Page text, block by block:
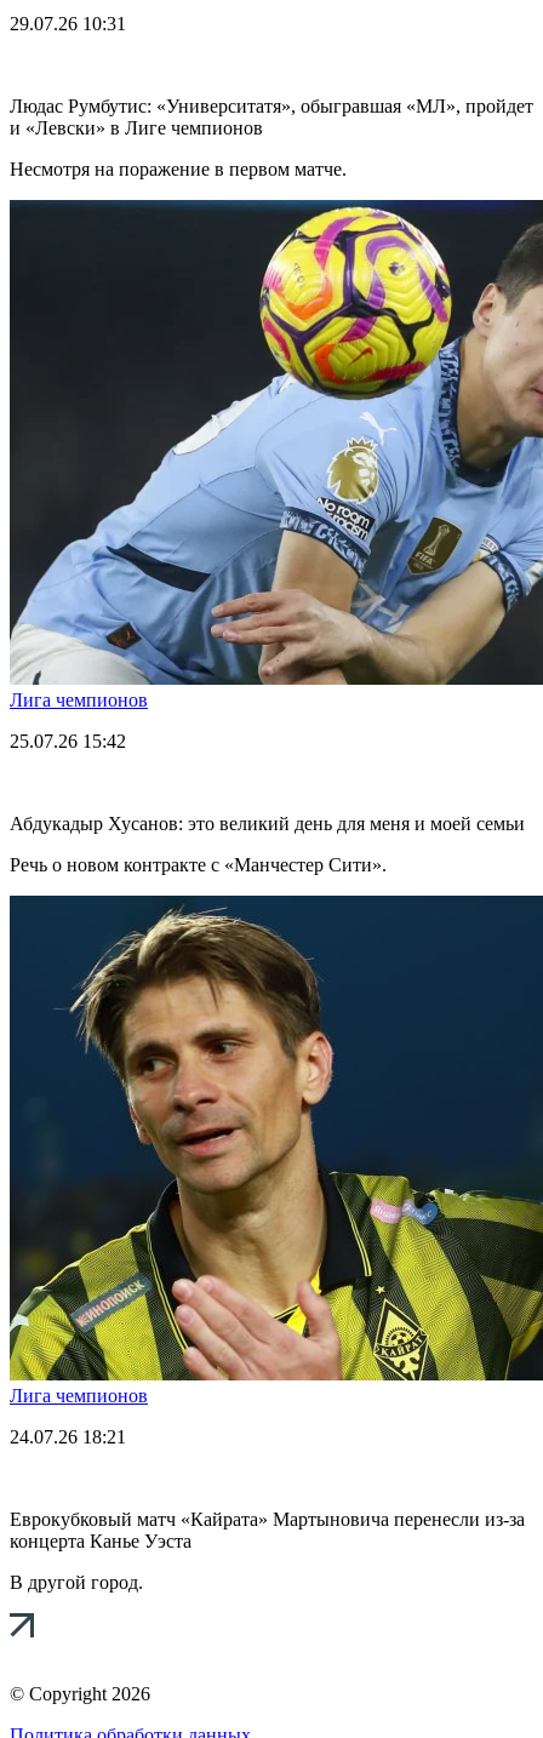
29.07.26 10:31
Людас Румбутис: «Университатя», обыгравшая «МЛ», пройдет
и «Левски» в Лиге чемпионов
Несмотря на поражение в первом матче.
Лига чемпионов
25.07.26 15:42
Абдукадыр Хусанов: это великий день для меня и моей семьи
Речь о новом контракте с «Манчестер Сити».
Лига чемпионов
24.07.26 18:21
Еврокубковый матч «Кайрата» Мартыновича перенесли из-за
концерта Канье Уэста
В другой город.
© Copyright 2026